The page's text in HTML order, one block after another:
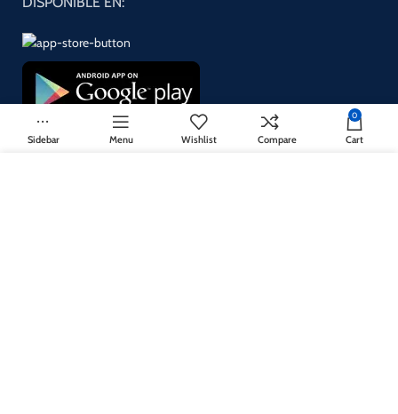
¡Suscríbase a nuestro boletín!
Sidebar Menu Wishlist Compare
0
Cart